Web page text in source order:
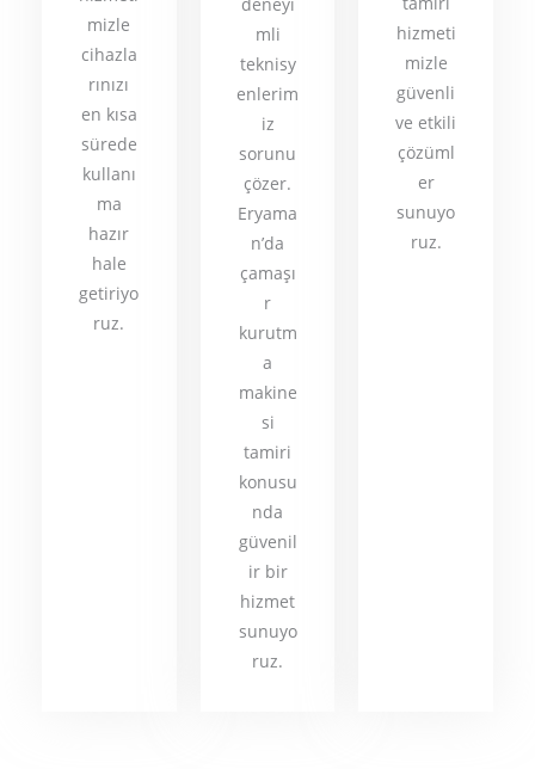
mizle
cihazla
rınızı
en kısa
sürede
kullanı
ma
hazır
hale
getiriyo
ruz.
mli
teknisy
enlerim
iz
sorunu
çözer.
Eryama
n’da
çamaşı
r
kurutm
a
makine
si
tamiri
konusu
nda
güvenil
ir bir
hizmet
sunuyo
ruz.
hizmeti
mizle
güvenli
ve etkili
çözüml
er
sunuyo
ruz.